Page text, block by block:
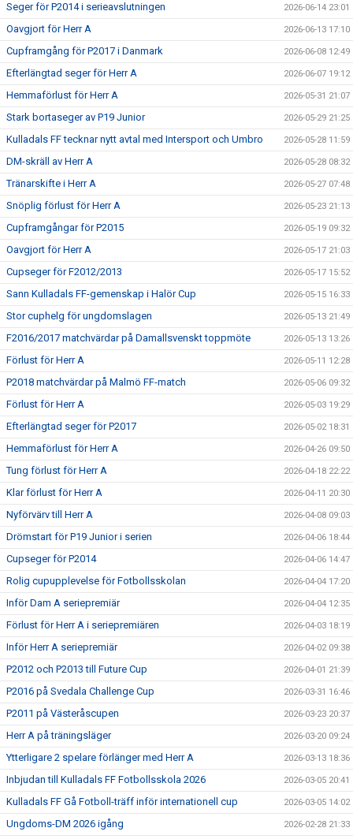
Seger för P2014 i serieavslutningen 2026-06-14 23:01
Oavgjort för Herr A 2026-06-13 17:10
Cupframgång för P2017 i Danmark 2026-06-08 12:49
Efterlängtad seger för Herr A 2026-06-07 19:12
Hemmaförlust för Herr A 2026-05-31 21:07
Stark bortaseger av P19 Junior 2026-05-29 21:25
Kulladals FF tecknar nytt avtal med Intersport och Umbro 2026-05-28 11:59
DM-skräll av Herr A 2026-05-28 08:32
Tränarskifte i Herr A 2026-05-27 07:48
Snöplig förlust för Herr A 2026-05-23 21:13
Cupframgångar för P2015 2026-05-19 09:32
Oavgjort för Herr A 2026-05-17 21:03
Cupseger för F2012/2013 2026-05-17 15:52
Sann Kulladals FF-gemenskap i Halör Cup 2026-05-15 16:33
Stor cuphelg för ungdomslagen 2026-05-13 21:49
F2016/2017 matchvärdar på Damallsvenskt toppmöte 2026-05-13 13:26
Förlust för Herr A 2026-05-11 12:28
P2018 matchvärdar på Malmö FF-match 2026-05-06 09:32
Förlust för Herr A 2026-05-03 19:29
Efterlängtad seger för P2017 2026-05-02 18:31
Hemmaförlust för Herr A 2026-04-26 09:50
Tung förlust för Herr A 2026-04-18 22:22
Klar förlust för Herr A 2026-04-11 20:30
Nyförvärv till Herr A 2026-04-08 09:03
Drömstart för P19 Junior i serien 2026-04-06 18:44
Cupseger för P2014 2026-04-06 14:47
Rolig cupupplevelse för Fotbollsskolan 2026-04-04 17:20
Inför Dam A seriepremiär 2026-04-04 12:35
Förlust för Herr A i seriepremiären 2026-04-03 18:19
Inför Herr A seriepremiär 2026-04-02 09:38
P2012 och P2013 till Future Cup 2026-04-01 21:39
P2016 på Svedala Challenge Cup 2026-03-31 16:46
P2011 på Västeråscupen 2026-03-23 20:37
Herr A på träningsläger 2026-03-20 09:24
Ytterligare 2 spelare förlänger med Herr A 2026-03-13 18:36
Inbjudan till Kulladals FF Fotbollsskola 2026 2026-03-05 20:41
Kulladals FF Gå Fotboll-träff inför internationell cup 2026-03-05 14:02
Ungdoms-DM 2026 igång 2026-02-28 21:33